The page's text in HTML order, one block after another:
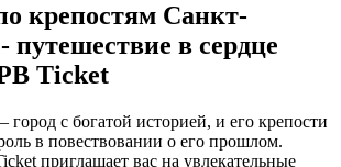
крепостям Санкт-
путешествие в сердце
Ticket
с богатой историей, и его крепости
в повествовании о его прошлом.
приглашает вас на увлекательные